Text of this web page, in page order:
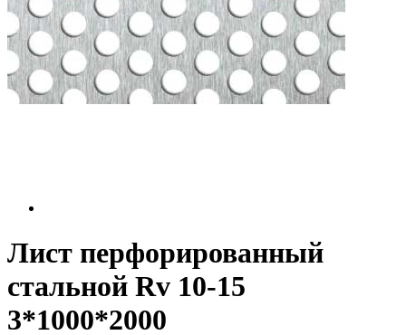
Лист перфорированный
стальной Rv 10-15
3*1000*2000